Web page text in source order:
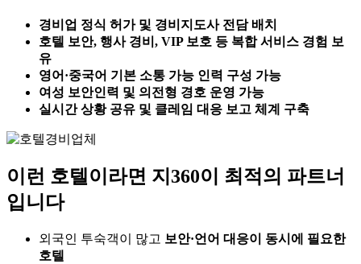
경비업 정식 허가 및 경비지도사 전담 배치
호텔 보안, 행사 경비, VIP 보호 등 복합 서비스 경험 보
유
영어·중국어 기본 소통 가능 인력 구성 가능
여성 보안인력 및 의전형 경호 운영 가능
실시간 상황 공유 및 클레임 대응 보고 체계 구축
이런 호텔이라면 지360이 최적의 파트너
입니다
외국인 투숙객이 많고 보안·언어 대응이 동시에 필요한
호텔